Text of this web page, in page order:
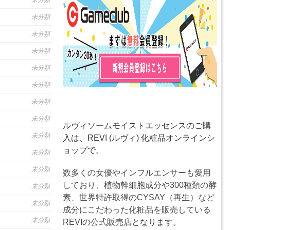
未分類
未分類
未分類
未分類
未分類
未分類
未分類
未分類
未分類
未分類
未分類
未分類
未分類
ルヴィソームモイストエッセンスのご購
入は、REVI (ルヴィ) 化粧品オンラインシ
ョップで。
数多くの女優やインフルエンサーも愛用
しており、植物幹細胞成分や300種類の酵
素、世界特許取得のCYSAY（再生）など
成分にこだわった化粧品を販売している
REVIの公式販売店となります。